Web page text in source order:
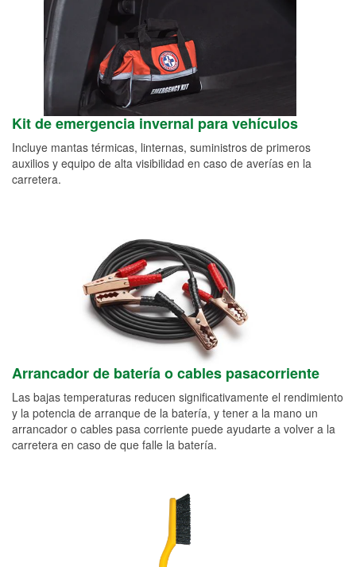
Kit de emergencia invernal para vehículos
Incluye mantas térmicas, linternas, suministros de primeros
auxilios y equipo de alta visibilidad en caso de averías en la
carretera.
Arrancador de batería o cables pasacorriente
Las bajas temperaturas reducen significativamente el rendimiento
y la potencia de arranque de la batería, y tener a la mano un
arrancador o cables pasa corriente puede ayudarte a volver a la
carretera en caso de que falle la batería.